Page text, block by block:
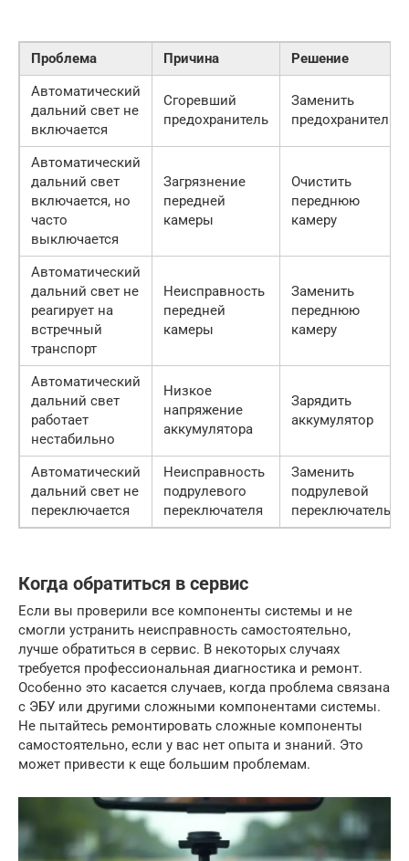
Проблема Причина
Решение
Автоматический
дальний свет не
включается
Сгоревший
предохранитель
Заменить
предохранитель
Автоматический
дальний свет
включается, но
часто
выключается
Загрязнение
передней
камеры
Очистить
переднюю
камеру
Автоматический
дальний свет не
реагирует на
встречный
транспорт
Неисправность
передней
камеры
Заменить
переднюю
камеру
Автоматический
дальний свет
работает
нестабильно
Низкое
напряжение
аккумулятора
Зарядить
аккумулятор
Автоматический
дальний свет не
переключается
Неисправность
подрулевого
переключателя
Заменить
подрулевой
переключатель
Когда обратиться в сервис
Если вы проверили все компоненты системы и не
смогли устранить неисправность самостоятельно,
лучше обратиться в сервис. В некоторых случаях
требуется профессиональная диагностика и ремонт.
Особенно это касается случаев, когда проблема связана
с ЭБУ или другими сложными компонентами системы.
Не пытайтесь ремонтировать сложные компоненты
самостоятельно, если у вас нет опыта и знаний. Это
может привести к еще большим проблемам.